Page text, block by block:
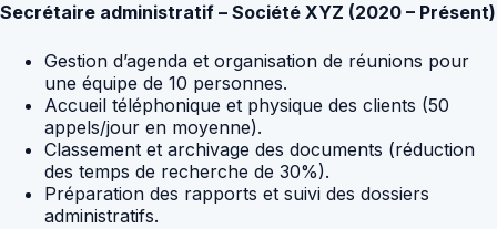
Secrétaire administratif – Société XYZ (2020 – Présent)
Gestion d’agenda et organisation de réunions pour
une équipe de 10 personnes.
Accueil téléphonique et physique des clients (50
appels/jour en moyenne).
Classement et archivage des documents (réduction
des temps de recherche de 30%).
Préparation des rapports et suivi des dossiers
administratifs.